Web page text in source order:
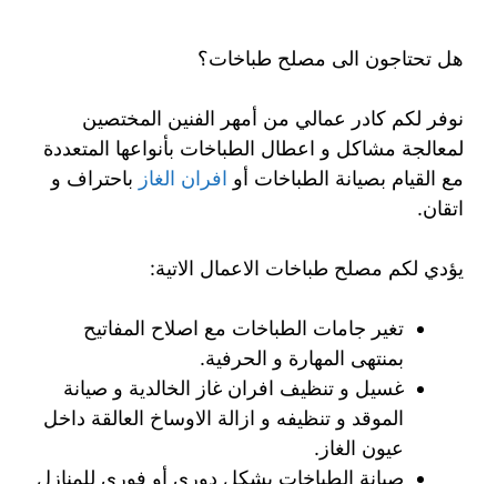
هل تحتاجون الى مصلح طباخات؟
نوفر لكم كادر عمالي من أمهر الفنين المختصين
لمعالجة مشاكل و اعطال الطباخات بأنواعها المتعددة
مع القيام بصيانة الطباخات أو افران الغاز باحتراف و
اتقان.
يؤدي لكم مصلح طباخات الاعمال الاتية:
تغير جامات الطباخات مع اصلاح المفاتيح
بمنتهى المهارة و الحرفية.
غسيل و تنظيف افران غاز الخالدية و صيانة
الموقد و تنظيفه و ازالة الاوساخ العالقة داخل
عيون الغاز.
صيانة الطباخات بشكل دوري أو فوري للمنازل